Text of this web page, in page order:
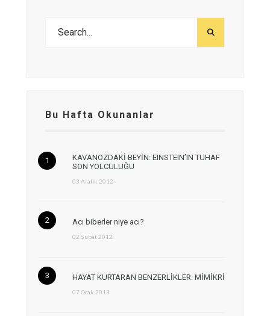
Bu Hafta Okunanlar
KAVANOZDAKİ BEYİN: EINSTEIN’IN TUHAF
SON YOLCULUĞU
03 Aralık 2012
Acı biberler niye acı?
02 Şubat 2012
HAYAT KURTARAN BENZERLİKLER: MİMİKRİ
07 Ocak 2013